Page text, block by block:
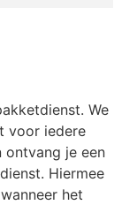
We
voor iedere
ontvang je een
Hiermee
het